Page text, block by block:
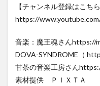
【チャンネル登録はこちら
https://
音楽：魔王魂さんhttps://
DOVA-SYNDROME（
甘茶の音楽工房さん
素材提供 ＰＩＸＴＡ